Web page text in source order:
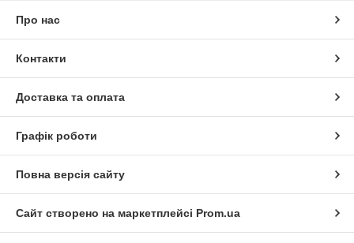
Про нас
Контакти
Доставка та оплата
Графік роботи
Повна версія сайту
Сайт створено на маркетплейсі Prom.ua